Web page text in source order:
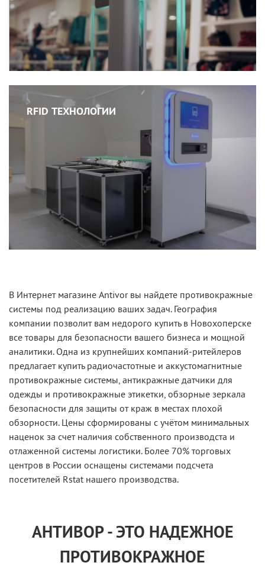
RFID ТЕХНОЛОГИИ
В Интернет магазине Antivor вы найдете противокражные
системы под реализацию ваших задач. География
компании позволит вам недорого купить в Новохоперске
все товары для безопасности вашего бизнеса и мощной
аналитики. Одна из крупнейших компаний-ритейлеров
предлагает купить радиочастотные и аккустомагнитные
противокражные системы, антикражные датчики для
одежды и противокражные этикетки, обзорные зеркала
безопасности для защиты от краж в местах плохой
обзорности. Цены сформированы с учётом минимальных
наценок за счет наличия собственного производста и
отлаженной системы логистики. Более 70% торговых
центров в России оснащены системами подсчета
посетителей Rstat нашего производства.
АНТИВОР - ЭТО НАДЕЖНОЕ
ПРОТИВОКРАЖНОЕ